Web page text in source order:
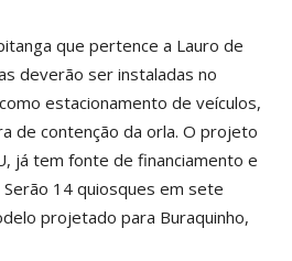
que pertence a Lauro de
deverão ser instaladas no
estacionamento de veículos,
de contenção da orla. O projeto
já tem fonte de financiamento e
14 quiosques em sete
projetado para Buraquinho,